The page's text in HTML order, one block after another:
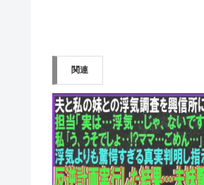
み
中…
関連